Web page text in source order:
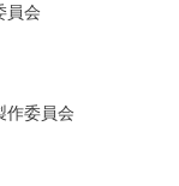
員会
作委員会